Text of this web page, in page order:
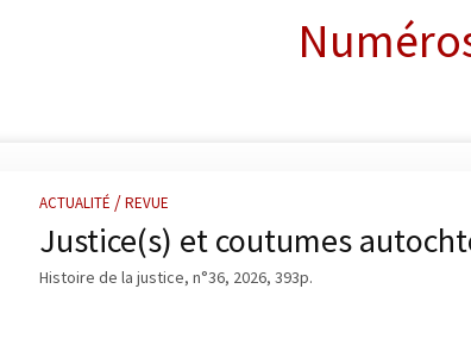
ACTUALITÉ /REVUE
Justice(s) et coutumes
Histoire de la justice, n°36, 2026, 393p.